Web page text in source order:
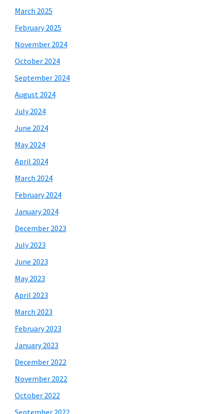
March 2025
February 2025
November 2024
October 2024
September 2024
August 2024
July 2024
June 2024
May 2024
April 2024
March 2024
February 2024
January 2024
December 2023
July 2023
June 2023
May 2023
April 2023
March 2023
February 2023
January 2023
December 2022
November 2022
October 2022